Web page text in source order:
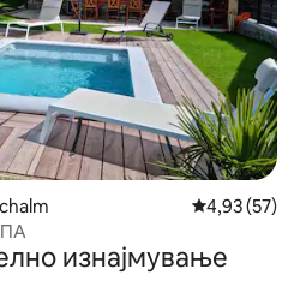
Просечна
4,93 (57)
изнајмување